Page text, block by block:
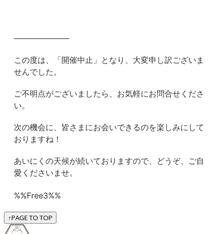
———————
この度は、「開催中止」となり、大変申し訳ございま
せんでした。
ご不明点がございましたら、お気軽にお問合せくださ
い。
次の機会に、皆さまにお会いできるのを楽しみにして
おりますね！
あいにくの天候が続いておりますので、どうぞ、ご自
愛くださいませ。
%%Free3%%
↑PAGE TO TOP